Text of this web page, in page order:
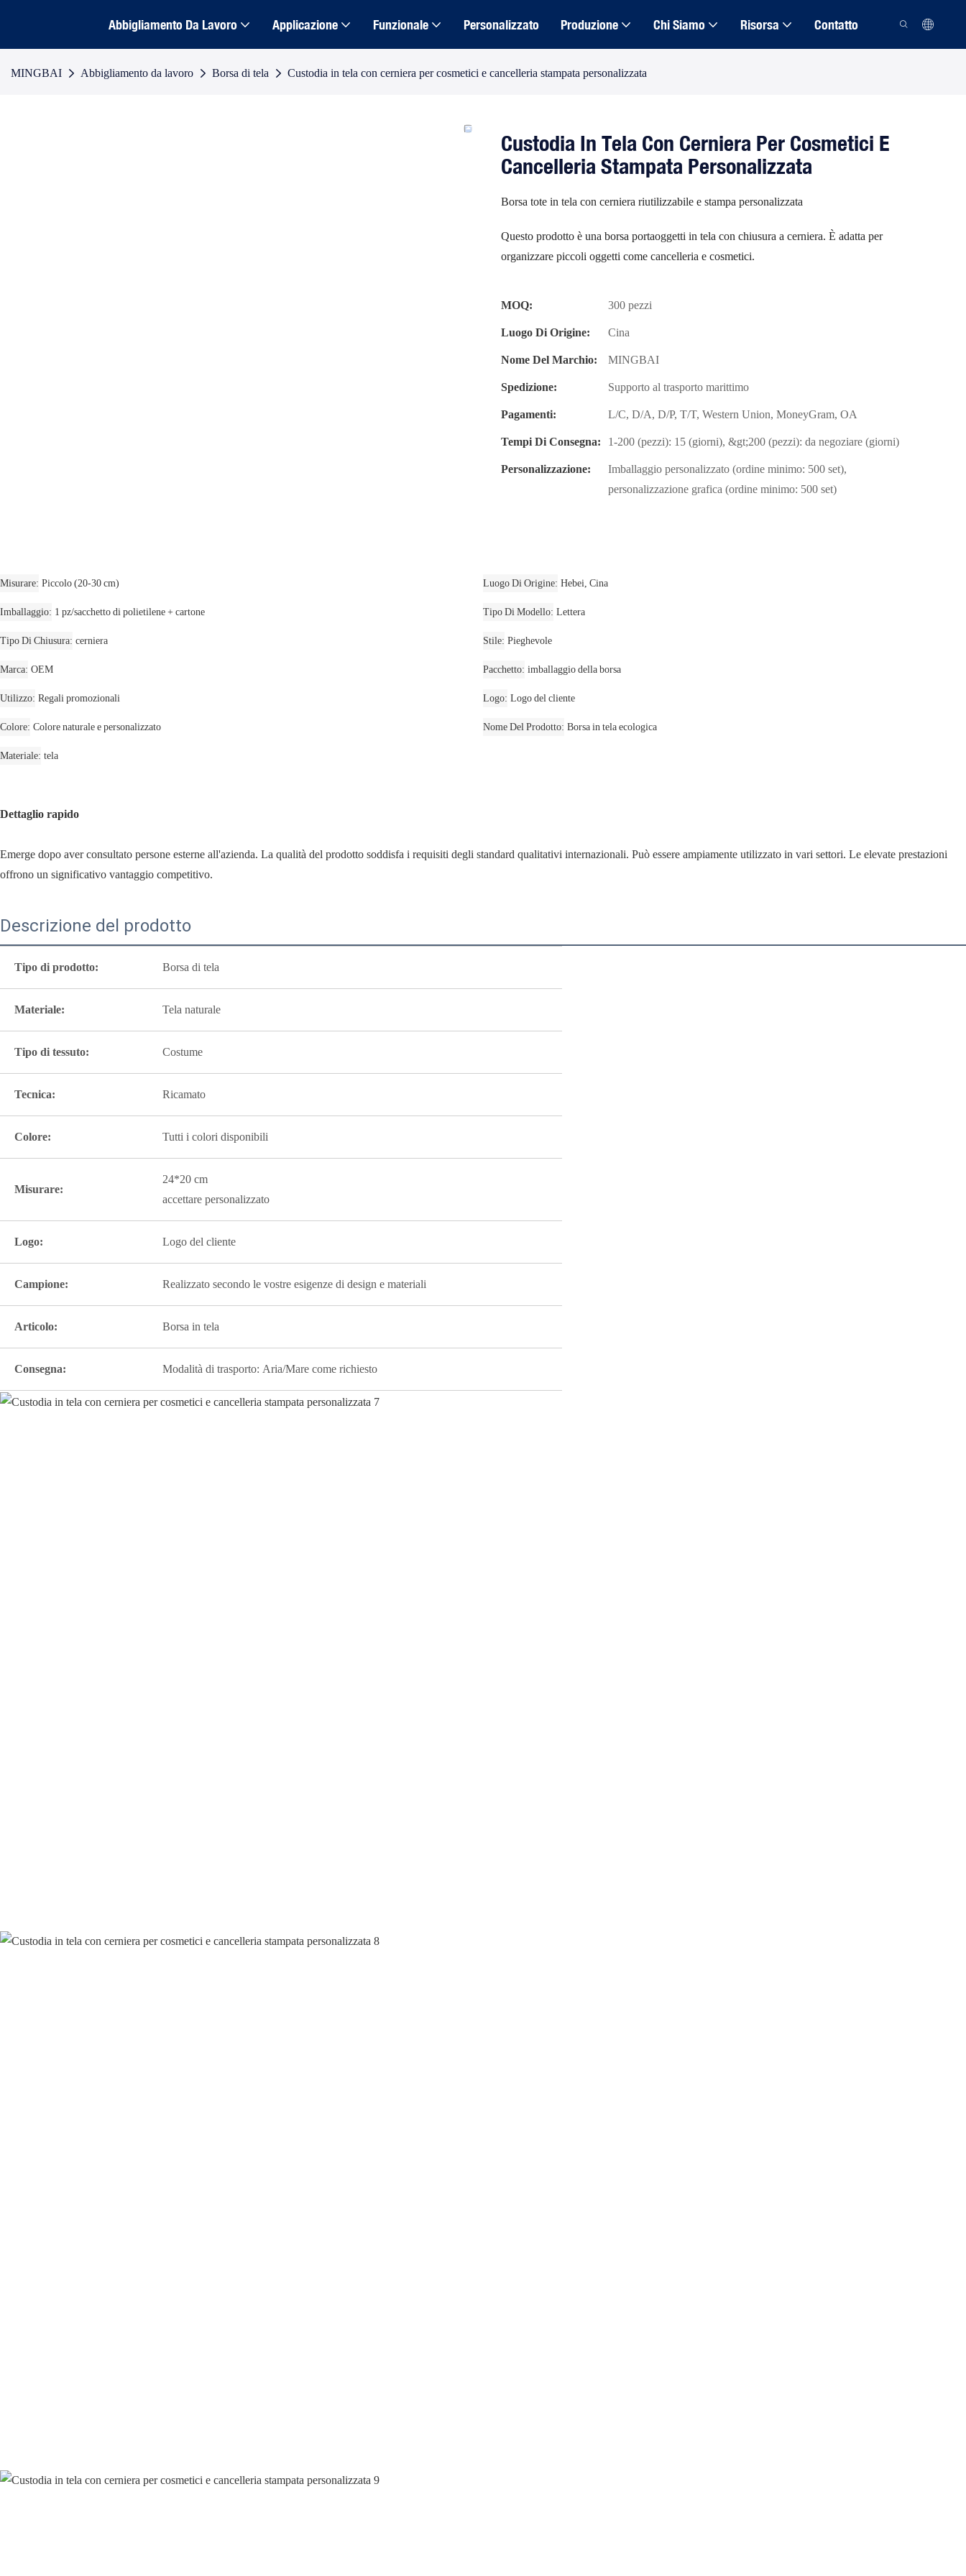
Abbigliamento Da Lavoro Applicazione Funzionale Personalizzato Produzione Chi Siamo Risorsa Contatto
MINGBAI Abbigliamento da lavoro Borsa di tela Custodia in tela con cerniera per cosmetici e cancelleria stampata personalizzata
Custodia In Tela Con Cerniera Per Cosmetici E
Cancelleria Stampata Personalizzata
Borsa tote in tela con cerniera riutilizzabile e stampa personalizzata
Questo prodotto è una borsa portaoggetti in tela con chiusura a cerniera. È adatta per
organizzare piccoli oggetti come cancelleria e cosmetici.
MOQ:
300 pezzi
Luogo Di Origine:
Cina
Nome Del Marchio:
MINGBAI
Spedizione:
Supporto al trasporto marittimo
Pagamenti:
L/C, D/A, D/P, T/T, Western Union, MoneyGram, OA
Tempi Di Consegna:
1-200 (pezzi): 15 (giorni), &gt;200 (pezzi): da negoziare (giorni)
Personalizzazione:
Imballaggio personalizzato (ordine minimo: 500 set),
personalizzazione grafica (ordine minimo: 500 set)
Misurare Piccolo (20-30 cm) Luogo Di Origine Hebei, Cina
Imballaggio 1 pz/sacchetto di polietilene + cartone Tipo Di Modello Lettera
Tipo Di Chiusura cerniera Stile Pieghevole
Marca OEM Pacchetto imballaggio della borsa
Utilizzo Regali promozionali Logo Logo del cliente
Colore Colore naturale e personalizzato Nome Del Prodotto Borsa in tela ecologica
Materiale tela
Dettaglio rapido
Emerge dopo aver consultato persone esterne all'azienda. La qualità del prodotto soddisfa i requisiti degli standard qualitativi internazionali. Può essere ampiamente utilizzato in vari settori. Le elevate prestazioni
offrono un significativo vantaggio competitivo.
Descrizione del prodotto
Tipo di prodotto: Borsa di tela
Materiale: Tela naturale
Tipo di tessuto: Costume
Tecnica: Ricamato
Colore: Tutti i colori disponibili
Misurare:
24*20 cm
accettare personalizzato
Logo: Logo del cliente
Campione: Realizzato secondo le vostre esigenze di design e materiali
Articolo: Borsa in tela
Consegna: Modalità di trasporto: Aria/Mare come richiesto